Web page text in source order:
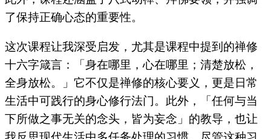
了保持正确心态的重要性。
这次课程让我深受启发，尤其是课程中提到的禅修
十六字箴言：「身在哪里，心在哪里；清楚放松，
全身放松。」它不仅是禅修的核心要义，更是日常
生活中可践行的身心修行法门。此外，「任何与当
下所做之事无关的念头，皆为妄念」的教导，也让